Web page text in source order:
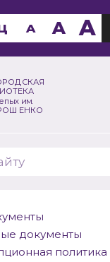
им.
A A A
документы
политика